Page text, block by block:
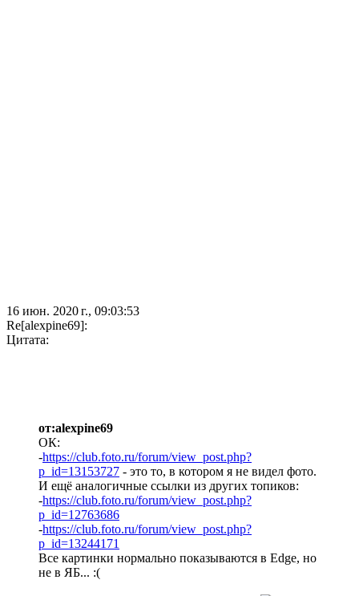
16 июн. 2020 г., 09:03:53
Re[alexpine69]:
Цитата:
от:alexpine69
ОК:
-https://club.foto.ru/forum/view_post.php?
p_id=13153727 - это то, в котором я не видел фото.
И ещё аналогичные ссылки из других топиков:
-https://club.foto.ru/forum/view_post.php?
p_id=12763686
-https://club.foto.ru/forum/view_post.php?
p_id=13244171
Все картинки нормально показываются в Edge, но
не в ЯБ... :(